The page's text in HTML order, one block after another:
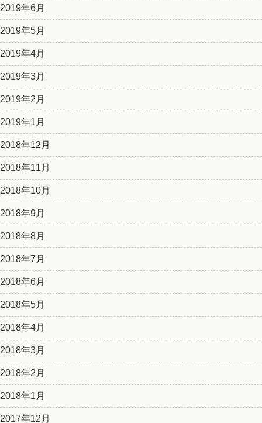
2019年6月
2019年5月
2019年4月
2019年3月
2019年2月
2019年1月
2018年12月
2018年11月
2018年10月
2018年9月
2018年8月
2018年7月
2018年6月
2018年5月
2018年4月
2018年3月
2018年2月
2018年1月
2017年12月